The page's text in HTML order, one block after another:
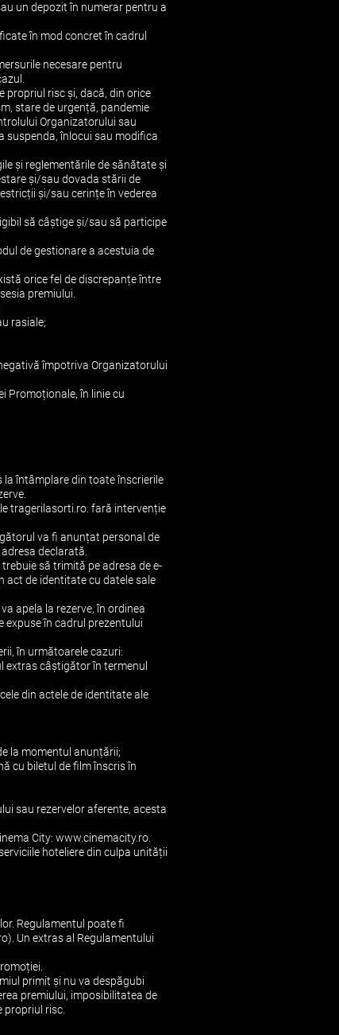
un depozit în numerar pentru a
în mod concret în cadrul
necesare pentru
propriul risc și, dacă, din orice
stare de urgență, pandemie
Organizatorului sau
suspenda, înlocui sau modifica
și reglementările de sănătate și
și/sau dovada stării de
și/sau cerințe în vederea
să câștige și/sau să participe
de gestionare a acestuia de
orice fel de discrepanțe între
premiului.
rasiale;
împotriva Organizatorului
Promoționale, în linie cu
la întâmplare din toate înscrierile
tragerilasorti.ro. fară intervenție
va fi anunțat personal de
declarată.
să trimită pe adresa de e-
act de identitate cu datele sale
apela la rezerve, în ordinea
expuse în cadrul prezentului
în următoarele cazuri:
extras câștigător în termenul
din actele de identitate ale
la momentul anunțării;
cu biletul de film înscris în
sau rezervelor aferente, acesta
City: www.cinemacity.ro.
hoteliere din culpa unității
Regulamentul poate fi
Un extras al Regulamentului
primit şi nu va despăgubi
premiului, imposibilitatea de
risc.